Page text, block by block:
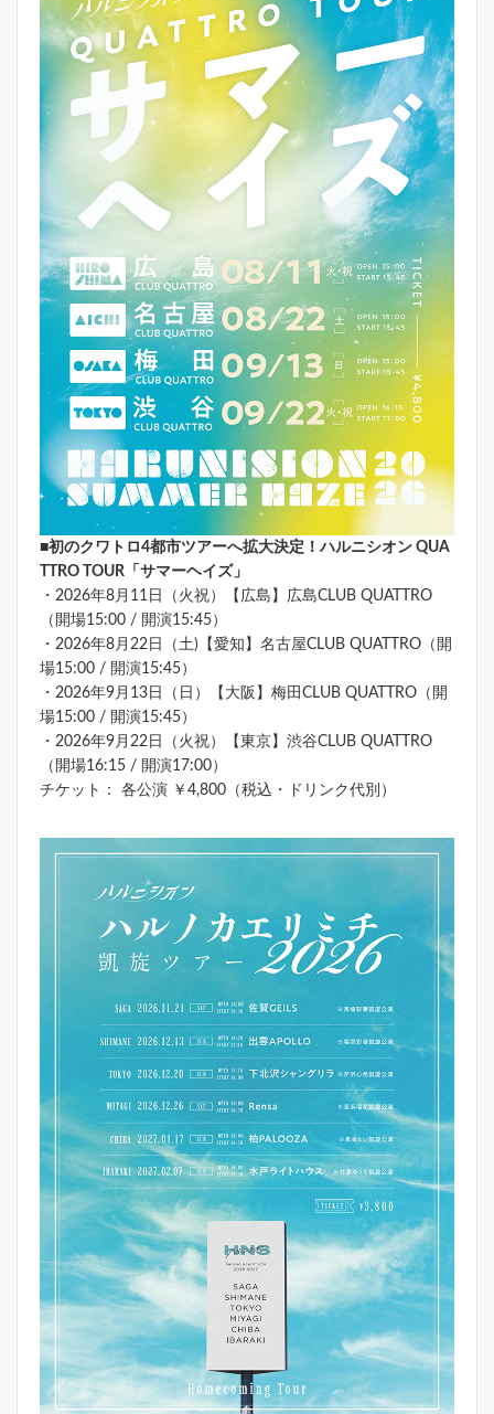
■初のクワトロ4都市ツアーへ拡大決定！ハルニシオン QUA
TTRO TOUR「サマーヘイズ」
・2026年8月11日（火祝）【広島】広島CLUB QUATTRO
（開場15:00 / 開演15:45）
・2026年8月22日（土)【愛知】名古屋CLUB QUATTRO（開
場15:00 / 開演15:45）
・2026年9月13日（日）【大阪】梅田CLUB QUATTRO（開
場15:00 / 開演15:45）
・2026年9月22日（火祝）【東京】渋谷CLUB QUATTRO
（開場16:15 / 開演17:00）
チケット： 各公演 ￥4,800（税込・ドリンク代別）